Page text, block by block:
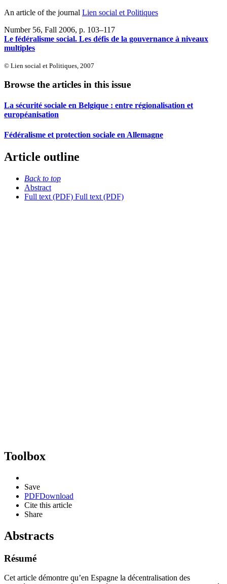
An article of the journal Lien social et Politiques
Number 56, Fall 2006, p. 103–117
Le fédéralisme social. Les défis de la gouvernance à niveaux
multiples
© Lien social et Politiques, 2007
Browse the articles in this issue
La sécurité sociale en Belgique : entre régionalisation et
européanisation
Fédéralisme et protection sociale en Allemagne
Article outline
Back to top
Abstract
Full text (PDF) Full text (PDF)
Toolbox
Save
PDFDownload
Cite this article
Share
Abstracts
Résumé
Cet article démontre qu’en Espagne la décentralisation des